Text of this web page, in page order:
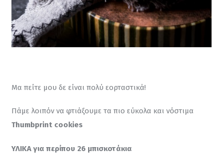
Μα πείτε μου δε είναι πολύ εορταστικά!
Πάμε λοιπόν να φτιάξουμε τα πιο εύκολα και νόστιμα
Thumbprint cookies
ΥΛΙΚΑ για περίπου 26 μπισκοτάκια